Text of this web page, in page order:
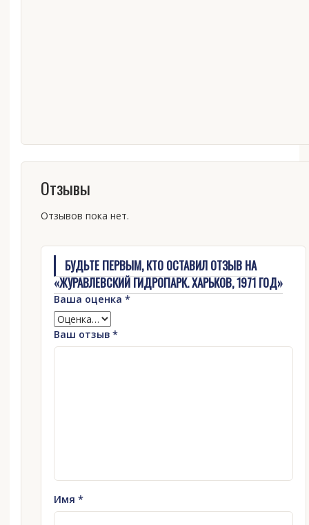
Отзывы
Отзывов пока нет.
БУДЬТЕ ПЕРВЫМ, КТО ОСТАВИЛ ОТЗЫВ НА
«ЖУРАВЛЕВСКИЙ ГИДРОПАРК. ХАРЬКОВ, 1971 ГОД»
Ваша оценка *
Ваш отзыв *
Имя *